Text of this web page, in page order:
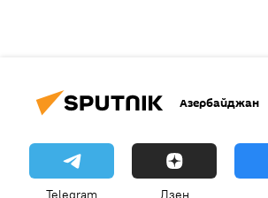
Азербайджан
Telegram Дзен